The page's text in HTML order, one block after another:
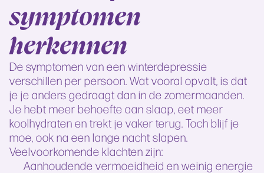
symptomen
herkennen
De symptomen van een winterdepressie
verschillen per persoon. Wat vooral opvalt, is dat
je je anders gedraagt dan in de zomermaanden.
Je hebt meer behoefte aan slaap, eet meer
koolhydraten en trekt je vaker terug. Toch blijf je
moe, ook na een lange nacht slapen.
Veelvoorkomende klachten zijn:
Aanhoudende vermoeidheid en weinig energie